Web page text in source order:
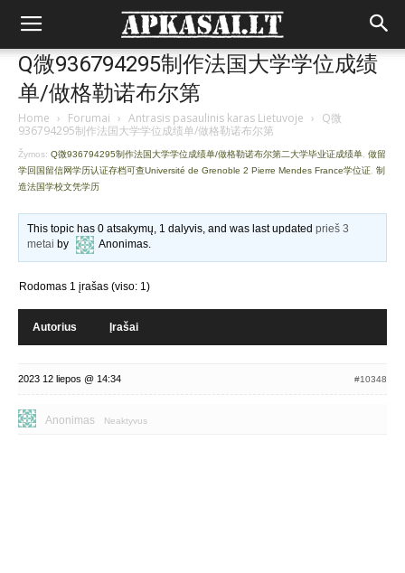
Q微936794295制作法国大学学位成绩
单/做格勒诺布尔第
Home › Forumai › Antrasis pasaulinis karas Lietuvoje › Q微
936794295制作法国大学学位成绩单/做格勒诺布尔第
Žymos: Q微936794295制作法国大学学位成绩单/做格勒诺布尔第二大学毕业证成绩单 做留
学回国留信网学历认证存档可查Université de Grenoble 2 Pierre Mendes France学位证 制
造法国学校文凭学历
This topic has 0 atsakymų, 1 dalyvis, and was last updatedprieš 3
metai by Anonimas.
Rodomas 1 įrašas (viso: 1)
Autorius Įrašai
2023 12 liepos @ 14:34 #10348
Anonimas Neaktyvus